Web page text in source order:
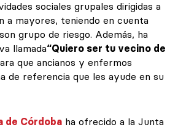
sociales grupales dirigidas a
a mayores, teniendo en cuenta
grupo de riesgo. Además, ha
llamada“Quiero ser tu vecino de
que ancianos y enfermos
de referencia que les ayude en su
de Córdoba ha ofrecido a la Junta